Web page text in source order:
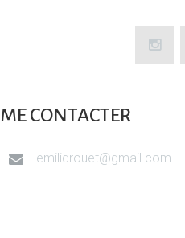
ME CONTACTER
emilidrouet@gmail.com